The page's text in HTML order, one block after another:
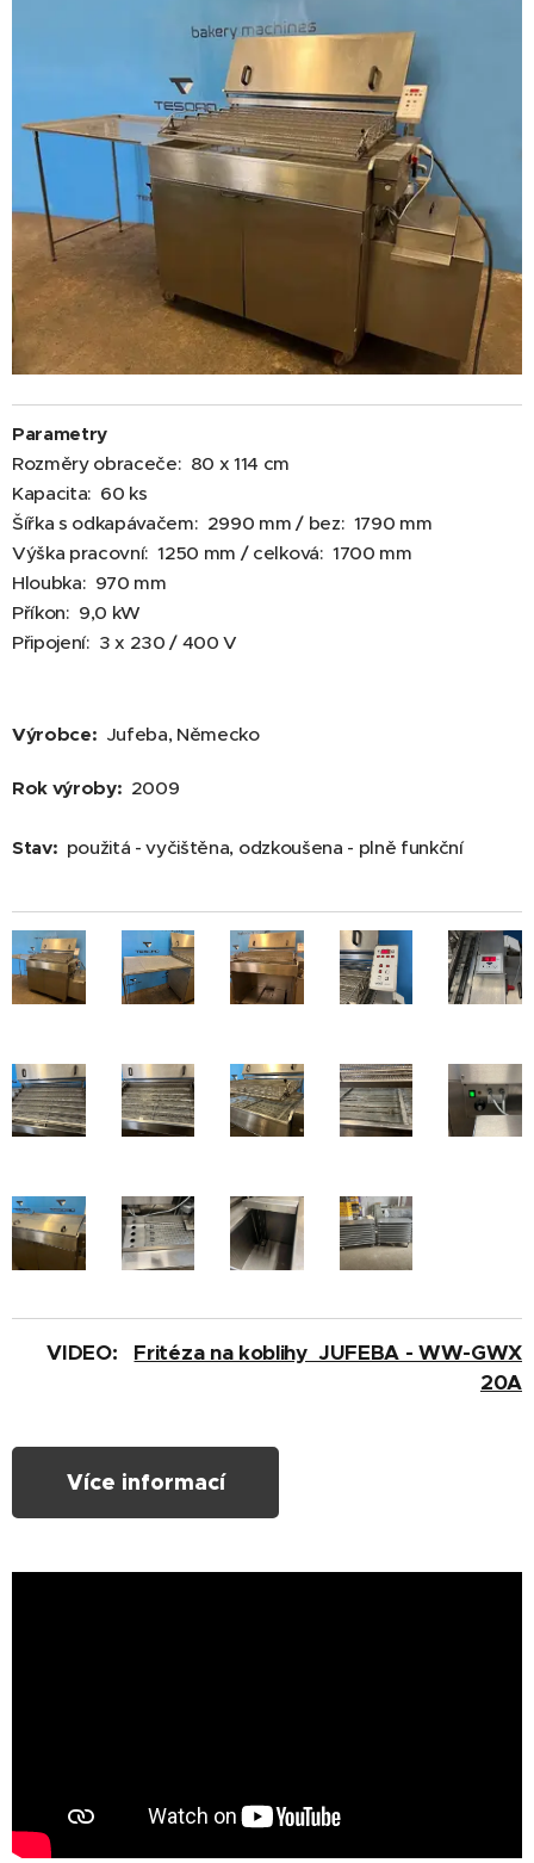
Parametry
Rozměry obraceče: 80 x 114 cm
Kapacita: 60 ks
Šířka s odkapávačem: 2990 mm / bez: 1790 mm
Výška pracovní: 1250 mm / celková: 1700 mm
Hloubka: 970 mm
Příkon: 9,0 kW
Připojení: 3 x 230 / 400 V
Výrobce: Jufeba, Německo
Rok výroby: 2009
Stav: použitá - vyčištěna, odzkoušena - plně funkční
VIDEO: Fritéza na koblihy JUFEBA - WW-GWX
20A
Více informací